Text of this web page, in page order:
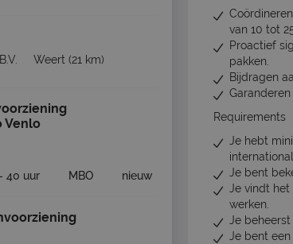
Weert (21 km)
Venlo
40 uur MBO nieuw
van 10 tot
Proactief
pakken.
Bijdragen
Requirements
Je hebt
Je bent
Je vindt
werken.
Je
Je bent